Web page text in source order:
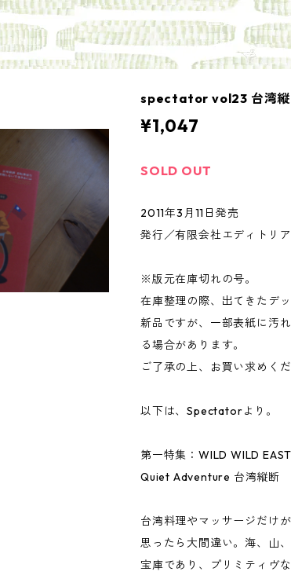
spectator vol23 台湾縦
¥1,047
SOLD OUT
2011年3月11日発売
発行／有限会社エディトリ
※版元在庫切れの号。
在庫整理の際、出てきたデ
新品ですが、一部表紙に汚
る場合があります。
ご了承の上、お買い求めくだ
以下は、Spectatorより。
第一特集：WILD WILD
Quiet Adventure 台湾縦断
台湾料理やマッサージだけ
思ったら大間違い。海、山
宝庫であり、プリミティヴ